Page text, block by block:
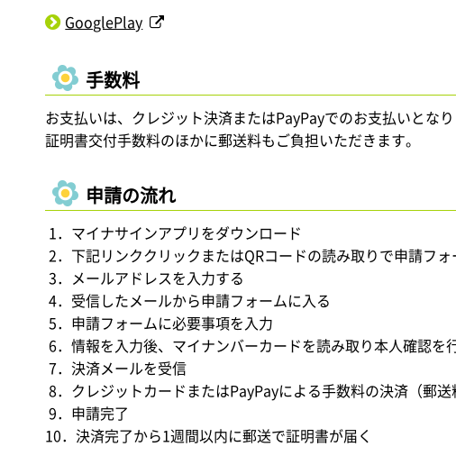
GooglePlay
手数料
お支払いは、クレジット決済またはPayPayでのお支払いとな
証明書交付手数料のほかに郵送料もご負担いただきます。
申請の流れ
1．マイナサインアプリをダウンロード
2．下記リンククリックまたはQRコードの読み取りで申請フ
3．メールアドレスを入力する
4．受信したメールから申請フォームに入る
5．申請フォームに必要事項を入力
6．情報を入力後、マイナンバーカードを読み取り本人確認
7．決済メールを受信
8．クレジットカードまたはPayPayによる手数料の決済（郵
9．申請完了
10．決済完了から1週間以内に郵送で証明書が届く